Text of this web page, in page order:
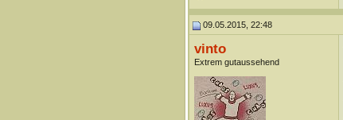
09.05.2015, 22:48
vinto
Extrem gutaussehend